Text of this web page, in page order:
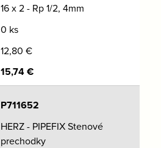
16 x 2 - Rp 1/2, 4mm
0 ks
12,80 €
15,74€
P711652
HERZ - PIPEFIX Stenové
prechodky